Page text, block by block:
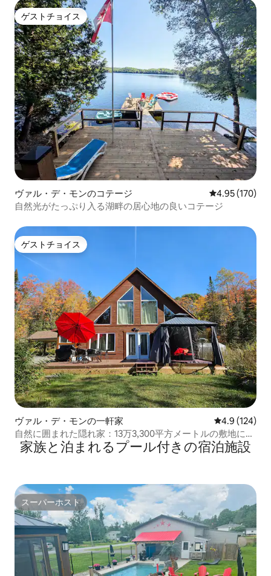
ゲストチョイス
ゲストチョイス
ヴァル・デ・モンのコテージ レビュー170
4.95 (170)
自然光がたっぷり入る湖畔の居心地の良いコテージ
ゲストチョイス
ゲストチョイス
ヴァル・デ・モンの一軒家 レビュー124
4.9 (124)
自然に囲まれた隠れ家：13万3,300平方メートルの敷地にあ
る快適なシャレー
家族と泊まれるプール付きの宿泊施設
スーパーホスト
スーパーホスト